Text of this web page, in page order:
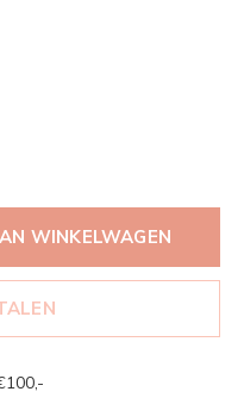
WINKELWAGEN